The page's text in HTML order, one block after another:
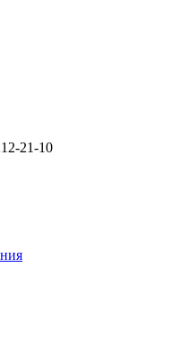
21-10